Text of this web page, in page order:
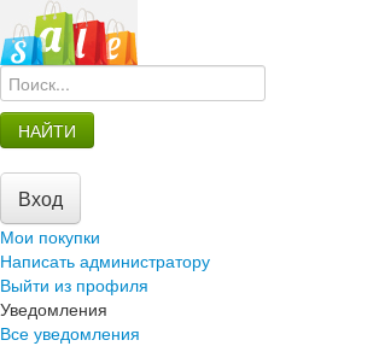
НАЙТИ
Вход
Мои покупки
Написать администратору
Выйти из профиля
Уведомления
Все уведомления